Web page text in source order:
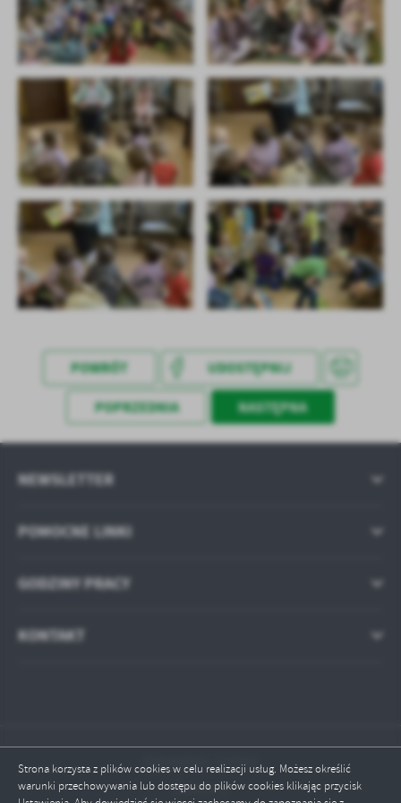
Strona korzysta z plików cookies w celu realizacji usług. Możesz określić
warunki przechowywania lub dostępu do plików cookies klikając przycisk
treści w postaci wiadomości, ofert, komunikatów mediów
społecznościowych.
POWRÓT UDOSTĘPNIJ
POPRZEDNIA NASTĘPNA
POMOCNE LINKI
NEWSLETTER
GODZINY PRACY
KONTAKT
Odwiedzin: 127582
Online: 1